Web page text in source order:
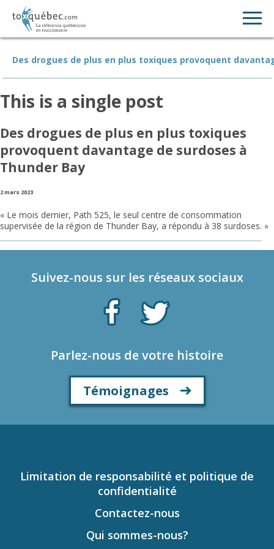
Des drogues de plus en plus toxiques provoquent
This is a single post
Des drogues de plus en plus toxiques
provoquent davantage de surdoses à
Thunder Bay
2 mars 2023
« Le mois dernier, Path 525, le seul centre de consommation
supervisée de la région de Thunder Bay, a répondu à 38 surdoses. »
Suivez-nous sur les réseaux sociaux
Parlez-nous de votre histoire
Témoignages
Limitation de responsabilité et politique de
confidentialité
Contactez-nous
Qui sommes-nous?